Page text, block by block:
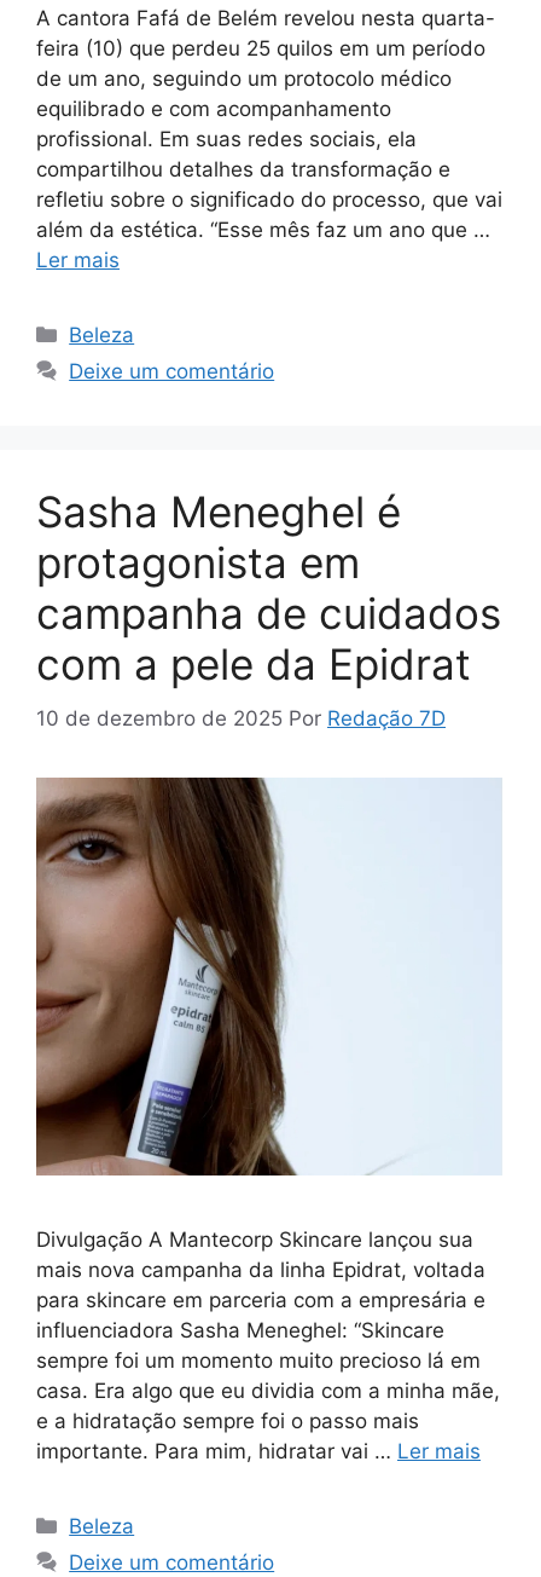
A cantora Fafá de Belém revelou nesta quarta-
feira (10) que perdeu 25 quilos em um período
de um ano, seguindo um protocolo médico
equilibrado e com acompanhamento
profissional. Em suas redes sociais, ela
compartilhou detalhes da transformação e
refletiu sobre o significado do processo, que vai
além da estética. “Esse mês faz um ano que …
Ler mais
Categorias
Beleza
Deixe um comentário
Sasha Meneghel é
protagonista em
campanha de cuidados
com a pele da Epidrat
10 de dezembro de 2025 Por Redação 7D
Divulgação A Mantecorp Skincare lançou sua
mais nova campanha da linha Epidrat, voltada
para skincare em parceria com a empresária e
influenciadora Sasha Meneghel: “Skincare
sempre foi um momento muito precioso lá em
casa. Era algo que eu dividia com a minha mãe,
e a hidratação sempre foi o passo mais
importante. Para mim, hidratar vai … Ler mais
Categorias
Beleza
Deixe um comentário